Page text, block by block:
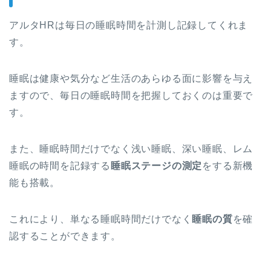
アルタHRは毎日の睡眠時間を計測 し記録してくれま
す。
睡眠は健康や気分など生活のあらゆる面に影響を与え
ますので、毎日の睡眠時間を把握しておくのは重要で
す。
また、睡眠時間だけでなく浅い睡眠、深い睡眠、レム
睡眠の時間を記録する 睡眠ステージの測定 をする新機
能も搭載。
これにより、単なる睡眠時間だけでなく 睡眠の質を確
認することができます。